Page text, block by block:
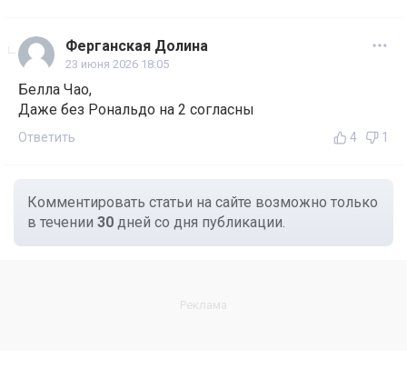
Ферганская Долина
23 июня 2026 18:05
Белла Чао,
Даже без Рональдо на 2 согласны
Ответить 4 1
Комментировать статьи на сайте возможно только
в течении 30 дней со дня публикации.